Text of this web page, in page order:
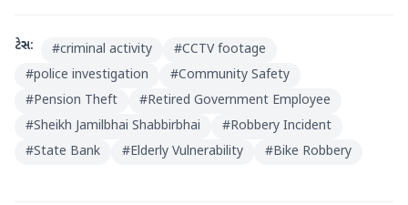
ટેગ્સ: #criminal activity #CCTV footage
#police investigation #Community Safety
#Pension Theft #Retired Government Employee
#Sheikh Jamilbhai Shabbirbhai #Robbery Incident
#State Bank #Elderly Vulnerability #Bike Robbery